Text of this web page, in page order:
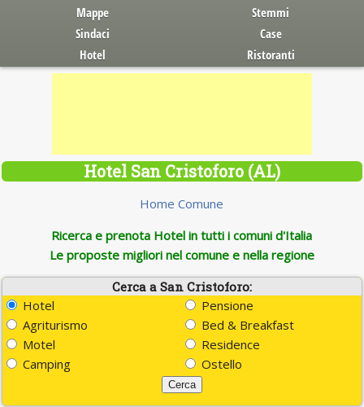
Mappe
Stemmi
Sindaci
Case
Hotel
Ristoranti
Hotel San Cristoforo (AL)
Home Comune
Ricerca e prenota Hotel in tutti i comuni d'Italia
Le proposte migliori nel comune e nella regione
Cerca a San Cristoforo:
Hotel
Pensione
Agriturismo
Bed & Breakfast
Motel
Residence
Camping
Ostello